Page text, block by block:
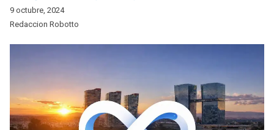
9 octubre, 2024
Redaccion Robotto